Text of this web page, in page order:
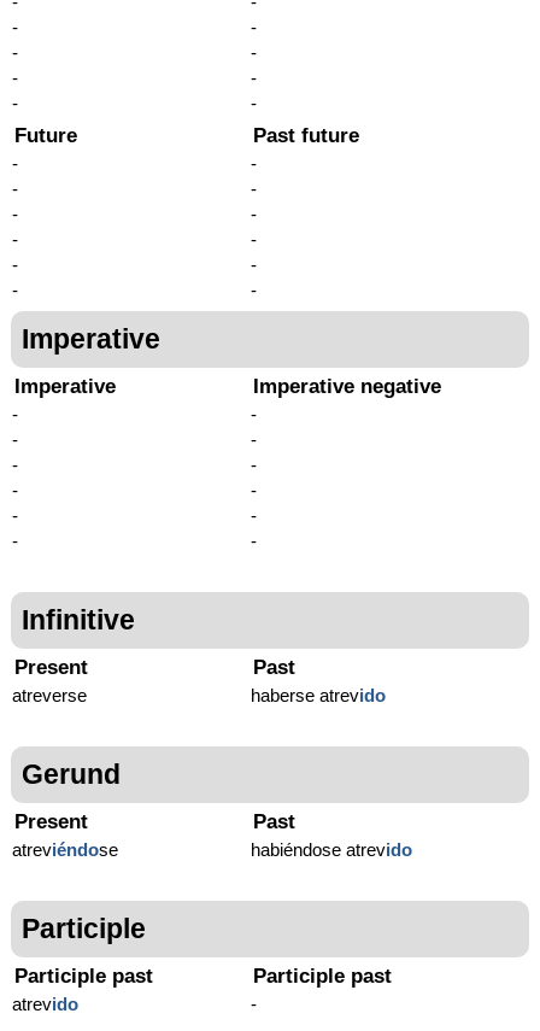
-
-
-
-
-
-
-
-
Future
-
-
-
-
-
-
Past future
-
-
-
-
-
-
Imperative
Imperative
-
-
-
-
-
-
Imperative negative
-
-
-
-
-
-
Infinitive
Present
atreverse
Past
haberse atrevido
Gerund
Present
atreviéndose
Past
habiéndose atrevido
Participle
Participle past
atrevido
Participle past
-